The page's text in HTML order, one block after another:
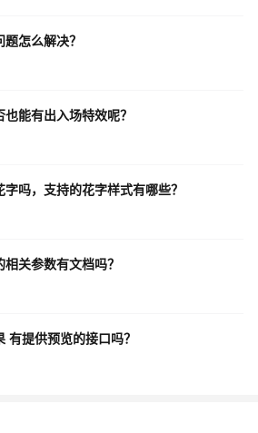
怎么解决？
能有出入场特效呢？
吗，支持的花字样式有哪些？
关参数有文档吗？
提供预览的接口吗？